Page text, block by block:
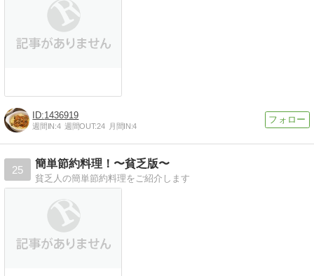
1436919
週間IN:4 週間OUT:24 月間IN:4
25
簡単節約料理！〜貧乏版〜
貧乏人の簡単節約料理をご紹介します